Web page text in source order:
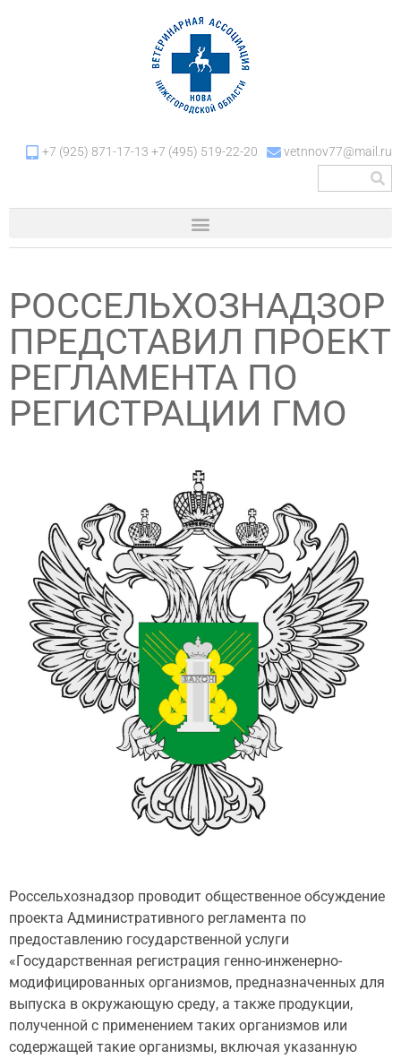
+7 (925) 871-17-13 +7 (495) 519-22-20 vetnnov77@mail.ru
РОССЕЛЬХОЗНАДЗОР
ПРЕДСТАВИЛ ПРОЕКТ
РЕГЛАМЕНТА ПО
РЕГИСТРАЦИИ ГМО
Россельхознадзор проводит общественное обсуждение
проекта Административного регламента по
предоставлению государственной услуги
‎«Государственная регистрация генно-инженерно-
модифицированных организмов, предназначенных для
выпуска в окружающую среду, а также продукции,
полученной с применением таких организмов или
содержащей такие организмы, включая указанную